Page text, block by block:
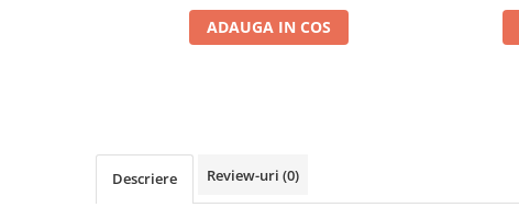
ADAUGA IN COS
Descriere Review-uri (0)